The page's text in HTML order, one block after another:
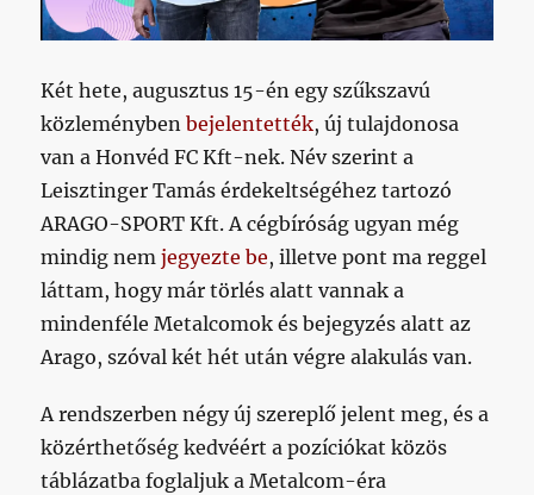
Két hete, augusztus 15-én egy szűkszavú
közleménybenbejelentették, új tulajdonosa
van a Honvéd FC Kft-nek. Név szerint a
Leisztinger Tamás érdekeltségéhez tartozó
ARAGO-SPORT Kft. A cégbíróság ugyan még
mindig nemjegyezte be, illetve pont ma reggel
láttam, hogy már törlés alatt vannak a
mindenféle Metalcomok és bejegyzés alatt az
Arago, szóval két hét után végre alakulás van.
A rendszerben négy új szereplő jelent meg, és a
közérthetőség kedvéért a pozíciókat közös
táblázatba foglaljuk a Metalcom-éra